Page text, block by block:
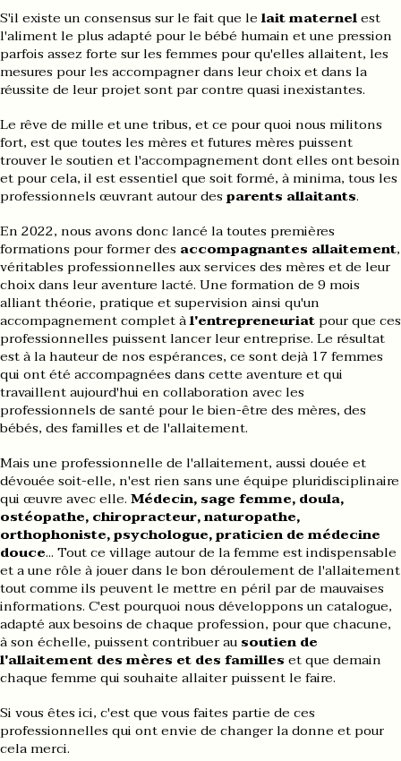
S'il existe un consensus sur le fait que lelait maternelest
l'aliment le plus adapté pour le bébé humain et une pression
parfois assez forte sur les femmes pour qu'elles allaitent, les
mesures pour les accompagner dans leur choix et dans la
réussite de leur projet sont par contre quasi inexistantes.
Le rêve de mille et une tribus, et ce pour quoi nous militons
fort, est que toutes les mères et futures mères puissent
trouver le soutien et l'accompagnement dont elles ont besoin
et pour cela, il est essentiel que soit formé, à minima, tous les
professionnels œuvrant autour desparents allaitants.
En 2022, nous avons donc lancé la toutes premières
formations pour former desaccompagnantes allaitement,
véritables professionnelles aux services des mères et de leur
choix dans leur aventure lacté. Une formation de 9 mois
alliant théorie, pratique et supervision ainsi qu'un
accompagnement complet àl'entrepreneuriatpour que ces
professionnelles puissent lancer leur entreprise. Le résultat
est à la hauteur de nos espérances, ce sont dejà 17 femmes
qui ont été accompagnées dans cette aventure et qui
travaillent aujourd'hui en collaboration avec les
professionnels de santé pour le bien-être des mères, des
bébés, des familles et de l'allaitement.
Mais une professionnelle de l'allaitement, aussi douée et
dévouée soit-elle, n'est rien sans une équipe pluridisciplinaire
qui œuvre avec elle.Médecin, sage femme, doula,
ostéopathe, chiropracteur, naturopathe,
orthophoniste, psychologue, praticien de médecine
douce... Tout ce village autour de la femme est indispensable
et a une rôle à jouer dans le bon déroulement de l'allaitement
tout comme ils peuvent le mettre en péril par de mauvaises
informations. C'est pourquoi nous développons un catalogue,
adapté aux besoins de chaque profession, pour que chacune,
à son échelle, puissent contribuer ausoutien de
l'allaitement des mères et des familleset que demain
chaque femme qui souhaite allaiter puissent le faire.
Si vous êtes ici, c'est que vous faites partie de ces
professionnelles qui ont envie de changer la donne et pour
cela merci.